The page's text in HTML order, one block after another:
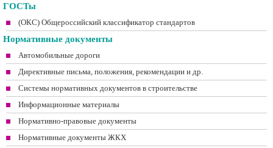
ГОСТы
(ОКС) Общероссийский классификатор стандартов
Нормативные документы
Автомобильные дороги
Директивные письма, положения, рекомендации и др.
Системы нормативных документов в строительстве
Информационные материалы
Нормативно-правовые документы
Нормативные документы ЖКХ